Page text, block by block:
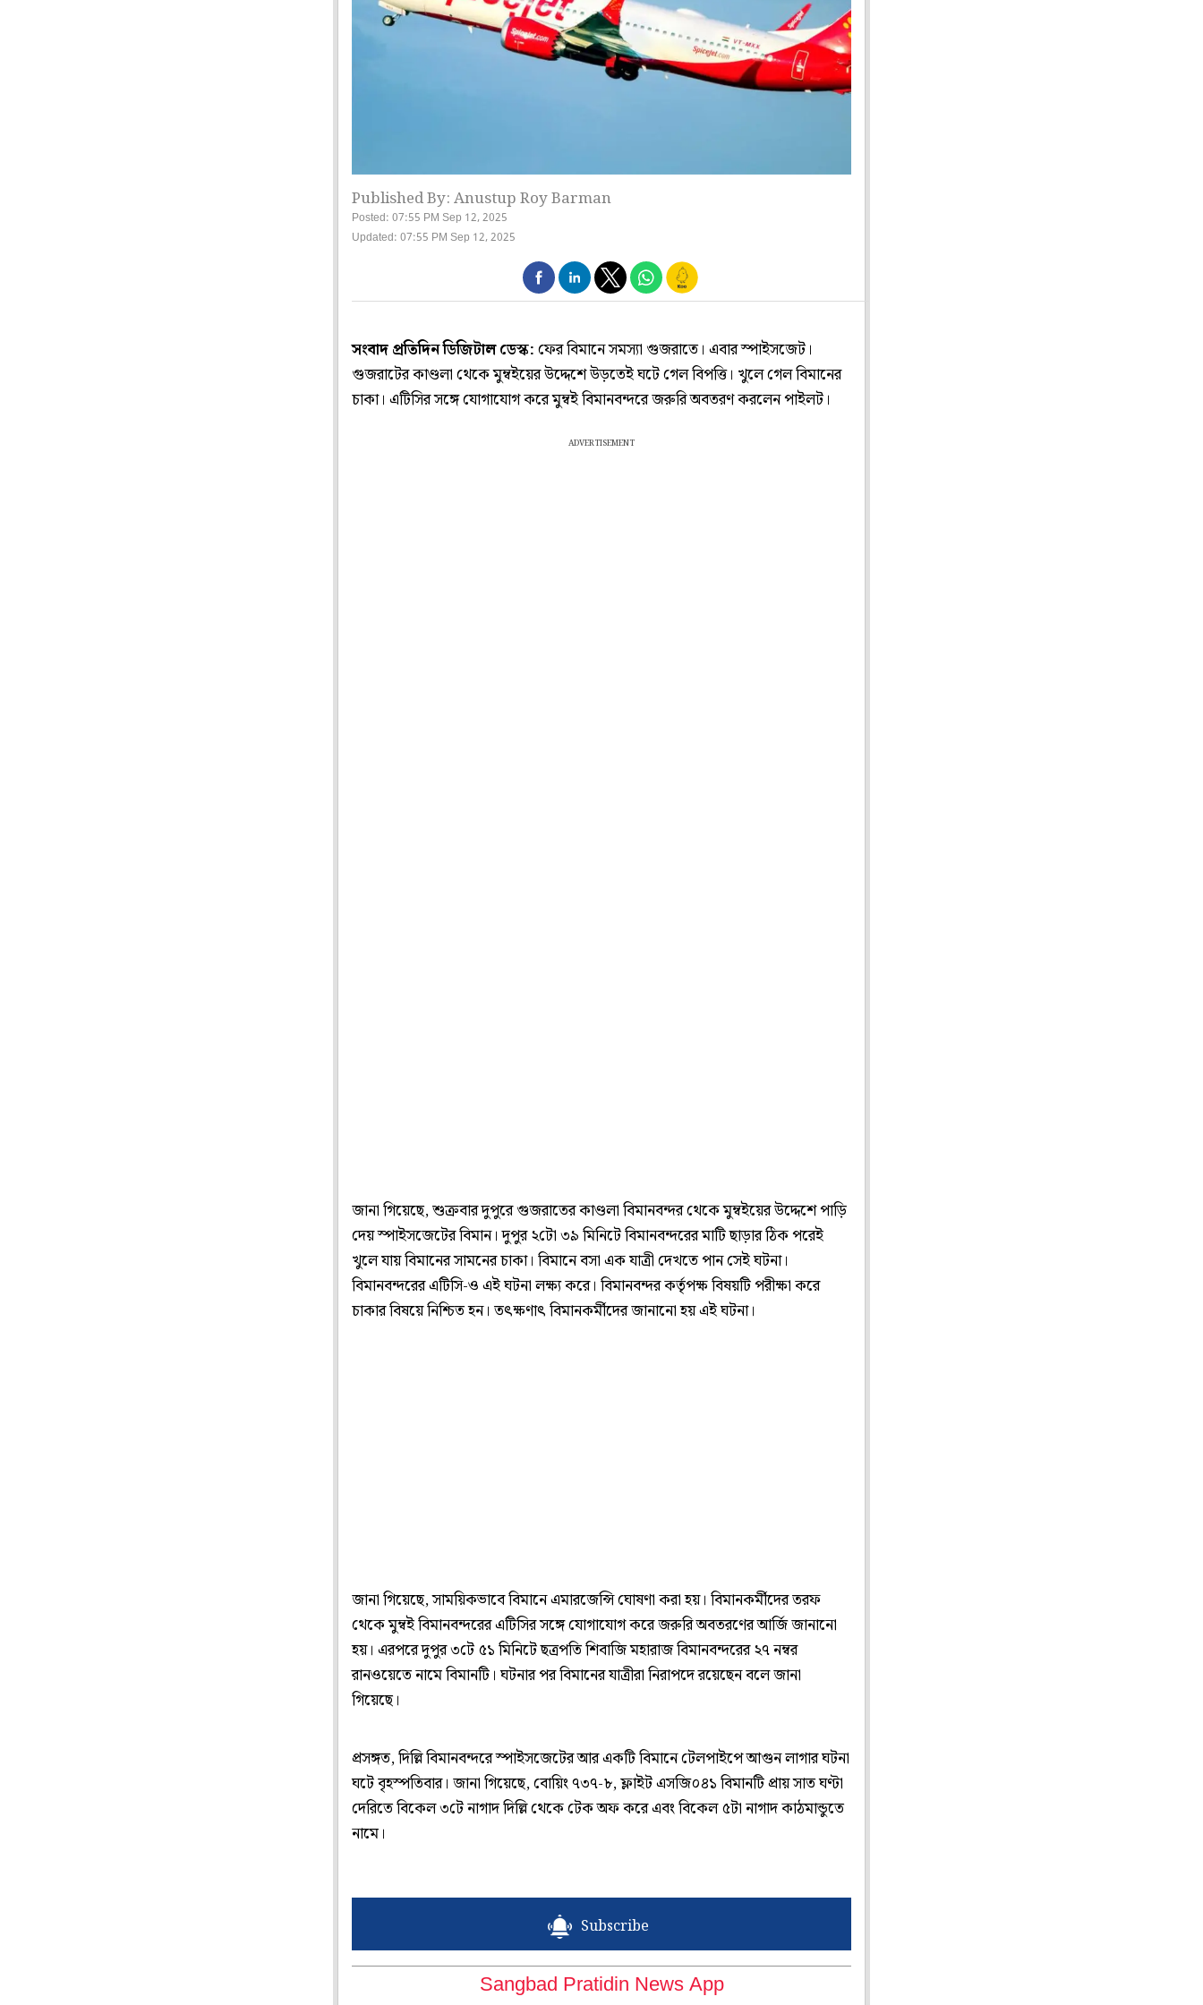
Published By: Anustup Roy Barman
Posted: 07:55 PM Sep 12, 2025
Updated: 07:55 PM Sep 12, 2025
সংবাদ প্রতিদিন ডিজিটাল ডেস্ক:ফের বিমানে সমস্যা গুজরাতে। এবার স্পাইসজেট।
গুজরাটের কাণ্ডলা থেকে মুম্বইয়ের উদ্দেশে উড়তেই ঘটে গেল বিপত্তি। খুলে গেল বিমানের
চাকা। এটিসির সঙ্গে যোগাযোগ করে মুম্বই বিমানবন্দরে জরুরি অবতরণ করলেন পাইলট।
ADVERTISEMENT
জানা গিয়েছে, শুক্রবার দুপুরে গুজরাতের কাণ্ডলা বিমানবন্দর থেকে মুম্বইয়ের উদ্দেশে পাড়ি
দেয় স্পাইসজেটের বিমান। দুপুর ২টো ৩৯ মিনিটে বিমানবন্দরের মাটি ছাড়ার ঠিক পরেই
খুলে যায় বিমানের সামনের চাকা। বিমানে বসা এক যাত্রী দেখতে পান সেই ঘটনা।
বিমানবন্দরের এটিসি-ও এই ঘটনা লক্ষ্য করে। বিমানবন্দর কর্তৃপক্ষ বিষয়টি পরীক্ষা করে
চাকার বিষয়ে নিশ্চিত হন। তৎক্ষণাৎ বিমানকর্মীদের জানানো হয় এই ঘটনা।
জানা গিয়েছে, সাময়িকভাবে বিমানে এমারজেন্সি ঘোষণা করা হয়। বিমানকর্মীদের তরফ
থেকে মুম্বই বিমানবন্দরের এটিসির সঙ্গে যোগাযোগ করে জরুরি অবতরণের আর্জি জানানো
হয়। এরপরে দুপুর ৩টে ৫১ মিনিটে ছত্রপতি শিবাজি মহারাজ বিমানবন্দরের ২৭ নম্বর
রানওয়েতে নামে বিমানটি। ঘটনার পর বিমানের যাত্রীরা নিরাপদে রয়েছেন বলে জানা
গিয়েছে।
প্রসঙ্গত, দিল্লি বিমানবন্দরে স্পাইসজেটের আর একটি বিমানে টেলপাইপে আগুন লাগার ঘটনা
ঘটে বৃহস্পতিবার। জানা গিয়েছে, বোয়িং ৭৩৭-৮, ফ্লাইট এসজি০৪১ বিমানটি প্রায় সাত ঘণ্টা
দেরিতে বিকেল ৩টে নাগাদ দিল্লি থেকে টেক অফ করে এবং বিকেল ৫টা নাগাদ কাঠমান্ডুতে
নামে।
Subscribe
Sangbad Pratidin News App